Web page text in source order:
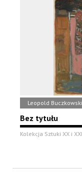
Leopold Buczkowski
Bez tytułu
Kolekcja Sztuki XX i